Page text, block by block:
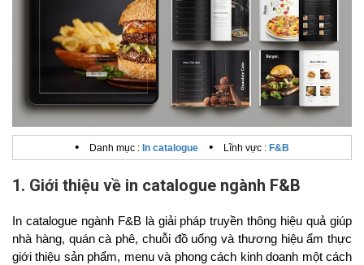
• Danh mục : In catalogue • Lĩnh vực : F&B
1. Giới thiệu về in catalogue ngành F&B
In catalogue ngành F&B là giải pháp truyền thông hiệu quả giúp
nhà hàng, quán cà phê, chuỗi đồ uống và thương hiệu ẩm thực
giới thiệu sản phẩm, menu và phong cách kinh doanh một cách